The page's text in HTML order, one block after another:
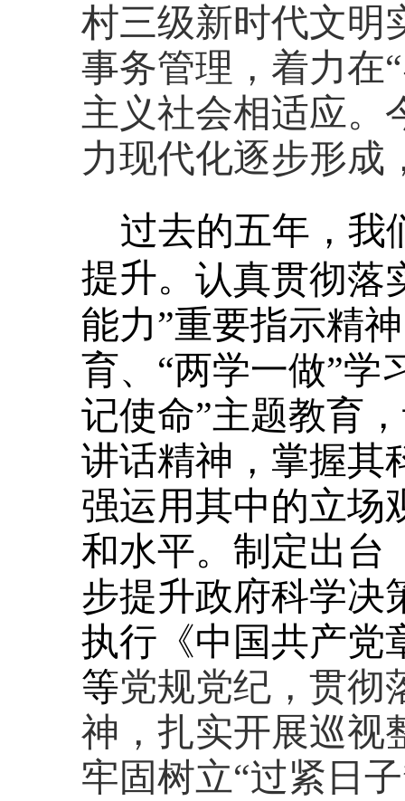
村三级新时代文明
事务管理，着力在
主义社会相适应。
力现代化逐步形成
过去的五年，我
提升。 认真贯彻落
能力”重要指示精
育、“两学一做”学
记使命”主题教育
讲话精神，掌握其
强运用其中的立场
和水平。制定出台
步提升政府科学决
执行《中国共产党
等党规党纪，贯彻
神，扎实开展巡视
牢固树立“过紧日